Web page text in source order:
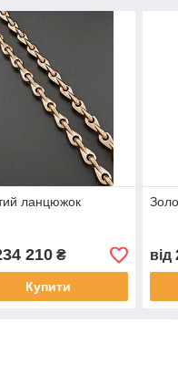
ланцюжок
210₴
Купити
від